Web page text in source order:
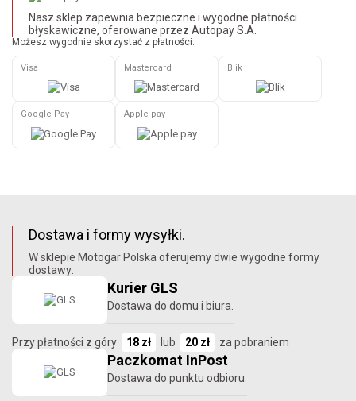
Nasz sklep zapewnia bezpieczne i wygodne płatności
błyskawiczne, oferowane przez Autopay S.A.
Możesz wygodnie skorzystać z płatności:
Visa Mastercard Blik
Google Pay Apple pay
Dostawa i formy wysyłki.
W sklepie Motogar Polska oferujemy dwie wygodne formy
dostawy:
Kurier GLS
Dostawa do domu i biura.
Przy płatności z góry 18 zł lub 20 zł za pobraniem
Paczkomat InPost
Dostawa do punktu odbioru.